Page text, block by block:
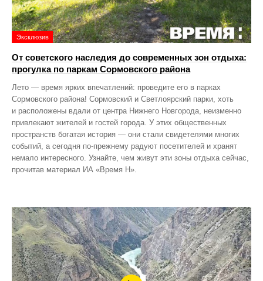
Эксклюзив
От советского наследия до современных зон отдыха:
прогулка по паркам Сормовского района
Лето — время ярких впечатлений: проведите его в парках
Сормовского района! Сормовский и Светлоярский парки, хоть
и расположены вдали от центра Нижнего Новгорода, неизменно
привлекают жителей и гостей города. У этих общественных
пространств богатая история — они стали свидетелями многих
событий, а сегодня по‑прежнему радуют посетителей и хранят
немало интересного. Узнайте, чем живут эти зоны отдыха сейчас,
прочитав материал ИА «Время Н».